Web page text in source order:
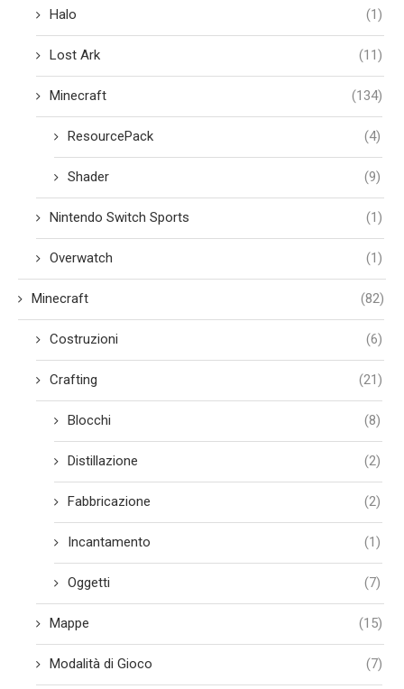
Halo (1)
Lost Ark (11)
Minecraft (134)
ResourcePack (4)
Shader (9)
Nintendo Switch Sports (1)
Overwatch (1)
Minecraft (82)
Costruzioni (6)
Crafting (21)
Blocchi (8)
Distillazione (2)
Fabbricazione (2)
Incantamento (1)
Oggetti (7)
Mappe (15)
Modalità di Gioco (7)